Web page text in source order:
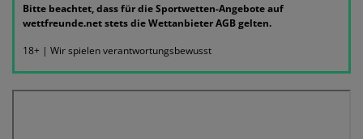
Bitte beachtet, dass für die Sportwetten-Angebote auf
wettfreunde.net stets die Wettanbieter AGB gelten.
18+ | Wir spielen verantwortungsbewusst